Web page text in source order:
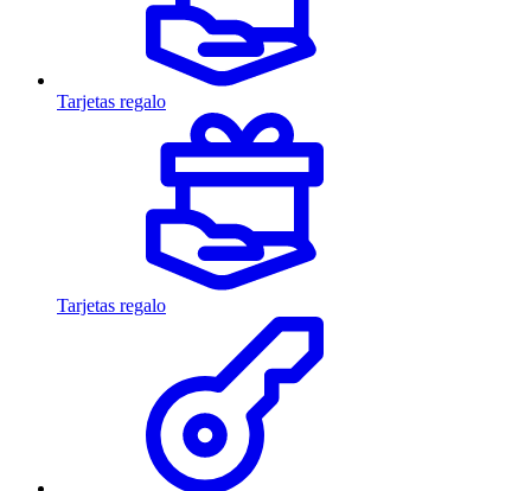
Tarjetas regalo
Tarjetas regalo